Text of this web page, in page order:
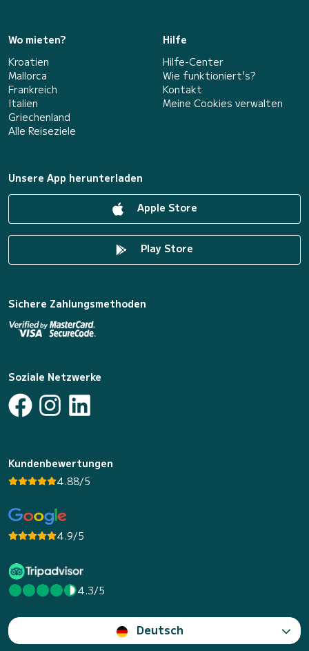
Wo mieten?
Kroatien
Mallorca
Frankreich
Italien
Griechenland
Alle Reiseziele
Hilfe
Hilfe-Center
Wie funktioniert's?
Kontakt
Meine Cookies verwalten
Unsere App herunterladen
Apple Store
Play Store
Sichere Zahlungsmethoden
Soziale Netzwerke
Kundenbewertungen
4.88/5
4.9/5
4.3/5
Deutsch